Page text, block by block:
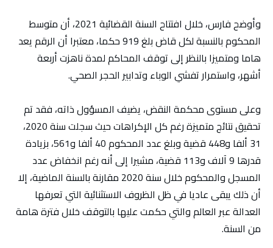
وأوضح فارس، خلال افتتاح السنة القضائية 2021، أن متوسط
المحكوم بالنسبة لكل قاض بلغ 919 حكما، معتبرا أن الرقم يعد
هاما ومتميزا بالنظر إلى توقف المحاكم لمدة ناهزت أربعة
أشهر، واستمرار تفشي الوباء وتدابير الحجر الصحي.
وعلى مستوى محكمة النقض، يضيف المسؤول ذاته، فقد تم
تحقيق نتائج متميزة رغم كل الإكراهات حيث سجلت سنة 2020،
31 ألفا و448 قضية وبلغ عدد المحكوم 40 ألفا و561، بزيادة
قدرها 9 آلاف و113 قضية، مشيرا إلى أنه رغم انخفاض عدد
المسجل والمحكوم خلال سنة 2020 مقارنة بالسنة الماضية، إلا
أن ذلك يبقى عاديا في ظل الظروف الاستثنائية التي تعرفها
العدالة عبر العالم والتي حكمت عليها بالتوقف خلال فترة هامة
من السنة.